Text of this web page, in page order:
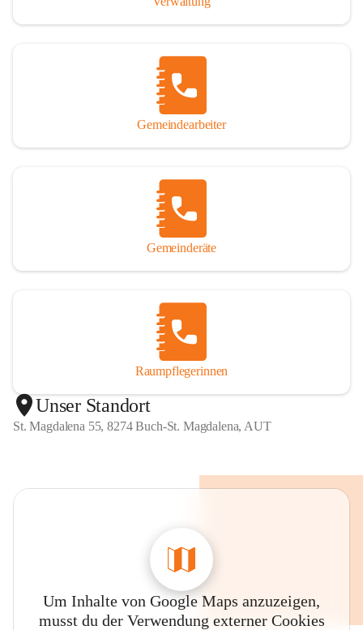
Gemeindearbeiter
Gemeinderäte
Raumpflegerinnen
Unser Standort
St. Magdalena 55, 8274 Buch-St. Magdalena, AUT
Um Inhalte von Google Maps anzuzeigen,
musst du der Verwendung externer Cookies